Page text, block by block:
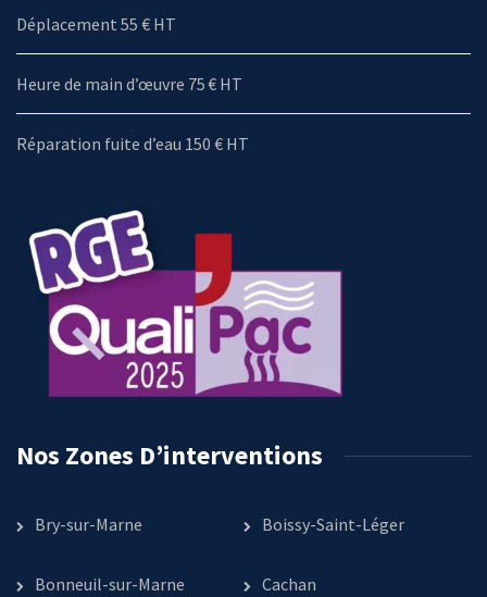
Déplacement 55 € HT
Heure de main d’œuvre 75 € HT
Réparation fuite d’eau 150 € HT
Nos Zones D’interventions
Bry-sur-Marne Boissy-Saint-Léger
Bonneuil-sur-Marne Cachan